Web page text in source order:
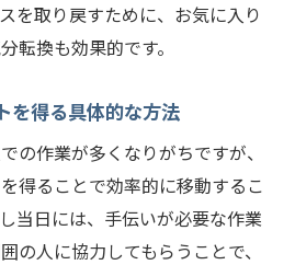
を取り戻すために、お気に入り
転換も効果的です。
を得る具体的な方法
の作業が多くなりがちですが、
得ることで効率的に移動するこ
当日には、手伝いが必要な作業
の人に協力してもらうことで、